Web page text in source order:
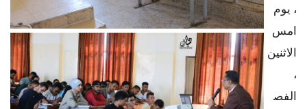
، يوم
امس
الاثنين
،
الفص